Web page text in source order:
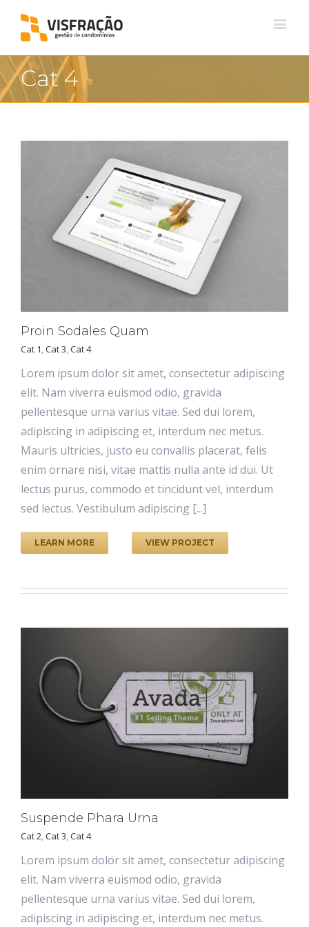
Cat 4
Proin Sodales Quam
Cat 1,Cat 3,Cat 4
Lorem ipsum dolor sit amet, consectetur adipiscing
elit. Nam viverra euismod odio, gravida
pellentesque urna varius vitae. Sed dui lorem,
adipiscing in adipiscing et, interdum nec metus.
Mauris ultricies, justo eu convallis placerat, felis
enim ornare nisi, vitae mattis nulla ante id dui. Ut
lectus purus, commodo et tincidunt vel, interdum
sed lectus. Vestibulum adipiscing [...]
LEARN MORE VIEW PROJECT
Suspende Phara Urna
Cat 2,Cat 3,Cat 4
Lorem ipsum dolor sit amet, consectetur adipiscing
elit. Nam viverra euismod odio, gravida
pellentesque urna varius vitae. Sed dui lorem,
adipiscing in adipiscing et, interdum nec metus.